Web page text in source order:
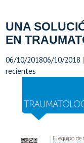
UNA
EN
06/10/201806/10/2018
recientes